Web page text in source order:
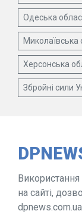
Одеська
Миколаївська
Херсонська
Збройні сили
на сайті,
dpnews.com.ua